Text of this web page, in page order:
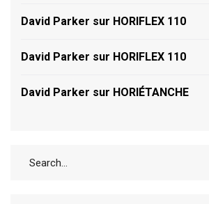
David Parker sur HORIFLEX 110
David Parker sur HORIFLEX 110
David Parker sur HORIÉTANCHE